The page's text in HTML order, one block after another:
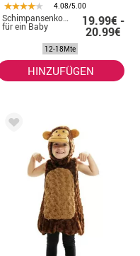
4.08/5.00
Schimpansenkostüm
für ein Baby 19.99€ -
20.99€
12-18Mte
HINZUFÜGEN